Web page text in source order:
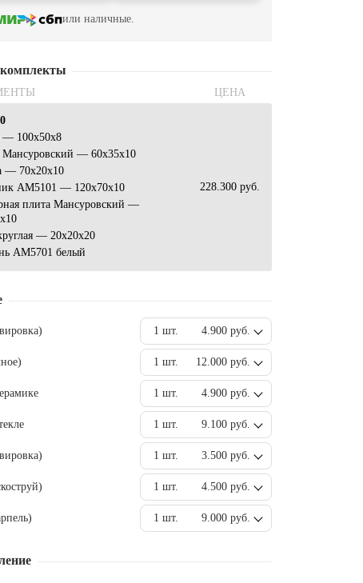
или наличные.
ЦЕНА
— 100x50x8
Мансуровский — 60x35x10
— 70x20x10
АМ5101 — 120x70x10
плита Мансуровский —
— 20x20x20
AM5701 белый
228.300 руб.
1 шт. 4.900 руб.
1 шт. 12.000 руб.
1 шт. 4.900 руб.
1 шт. 9.100 руб.
1 шт. 3.500 руб.
1 шт. 4.500 руб.
1 шт. 9.000 руб.